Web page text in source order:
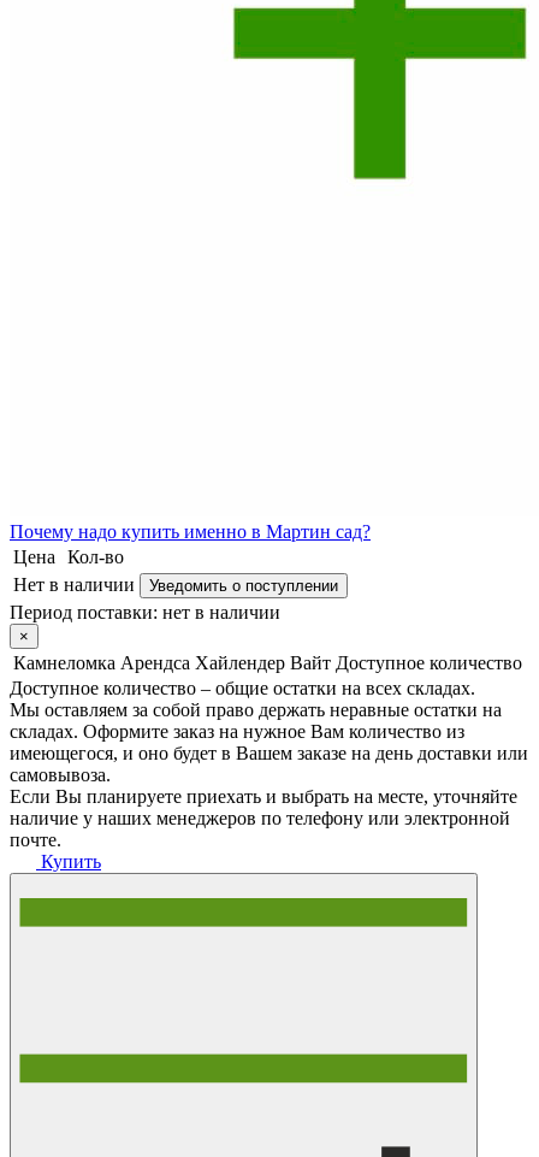
Почему надо купить именно в Мартин сад?
Цена
Кол-во
Нет в наличии
Уведомить о поступлении
Период поставки: нет в наличии
×
Камнеломка Арендса Хайлендер Вайт Доступное количество
Доступное количество – общие остатки на всех складах.
Мы оставляем за собой право держать неравные остатки на
складах. Оформите заказ на нужное Вам количество из
имеющегося, и оно будет в Вашем заказе на день доставки или
самовывоза.
Если Вы планируете приехать и выбрать на месте, уточняйте
наличие у наших менеджеров по телефону или электронной
почте.
Купить